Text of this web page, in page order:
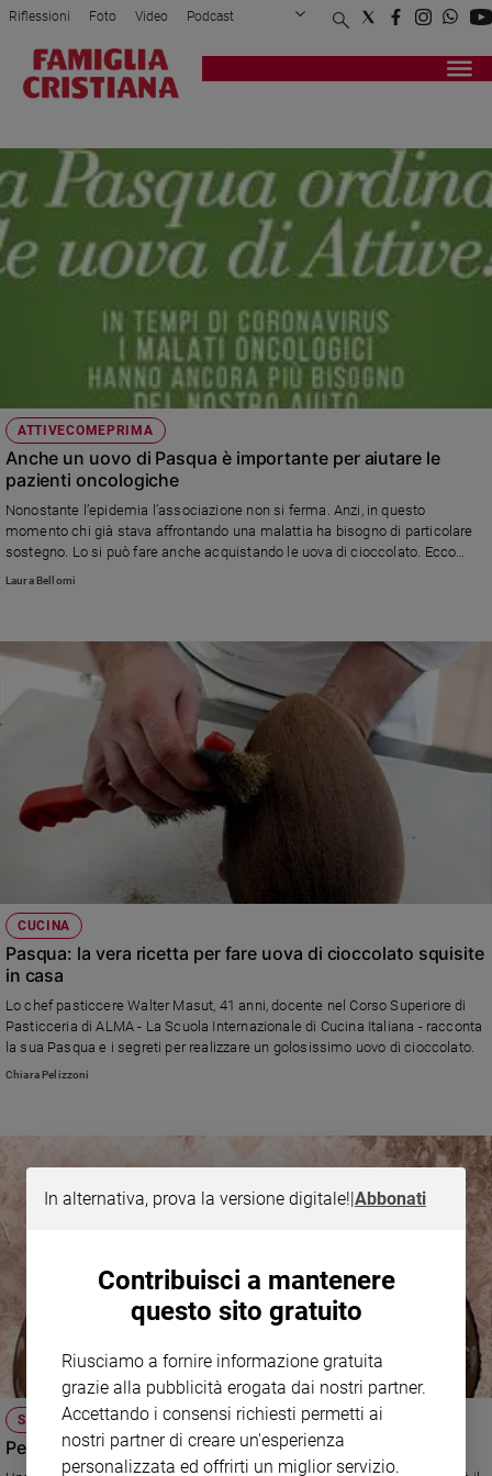
Attualità
Politica
Mondo
Legalità
e
Papa
Papa
Chiesa
Chiesa
Fede
Devozione
giorno
Santo
Società
e
valori
Ambiente
e
Creato
Volontariato
valore
Caso
inclusione
Costume
Cultura
e
spettacoli
Riflessioni Foto Video Podcast
Privacy Policy Chi siamo
Registrati Redazione
ATTIVECOMEPRIMA
Anche un uovo di Pasqua è importante per aiutare le
pazienti oncologiche
Nonostante l’epidemia l’associazione non si ferma. Anzi, in questo
momento chi già stava affrontando una malattia ha bisogno di particolare
sostegno. Lo si può fare anche acquistando le uova di cioccolato. Ecco
come fare
Laura Bellomi
CUCINA
Pasqua: la vera ricetta per fare uova di cioccolato squisite
in casa
Lo chef pasticcere Walter Masut, 41 anni, docente nel Corso Superiore di
Pasticceria di ALMA - La Scuola Internazionale di Cucina Italiana - racconta
la sua Pasqua e i segreti per realizzare un golosissimo uovo di cioccolato.
Chiara Pelizzoni
SIMBOLO DELLA RINASCITA
Perché a Pasqua ci scambiamo le uova?
In alternativa, prova la versione digitale!|Abbonati
Contribuisci a mantenere
questo sito gratuito
Riusciamo a fornire informazione gratuita
grazie alla pubblicità erogata dai nostri partner.
Accettando i consensi richiesti permetti ai
nostri partner di creare un'esperienza
personalizzata ed offrirti un miglior servizio.